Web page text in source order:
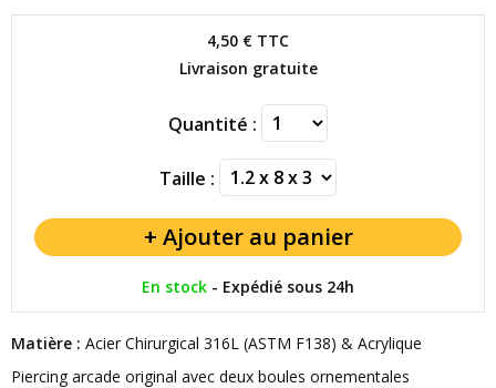
4,50 € TTC
Livraison gratuite
Quantité :
Taille :
En stock - Expédié sous 24h
Matière : Acier Chirurgical 316L (ASTM F138) & Acrylique
Piercing arcade original avec deux boules ornementales